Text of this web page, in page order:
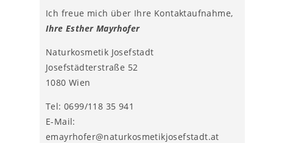
Ich freue mich über Ihre Kontaktaufnahme,
Ihre Esther Mayrhofer
Naturkosmetik Josefstadt
Josefstädterstraße 52
1080 Wien
Tel: 0699/118 35 941
E-Mail:
emayrhofer@naturkosmetikjosefstadt.at